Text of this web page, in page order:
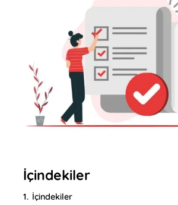
İçindekiler
1. İçindekiler